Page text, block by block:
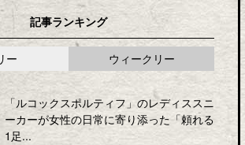
記事ランキング
ー ウィークリー
「ルコックスポルティフ」のレディススニ
ーカーが女性の日常に寄り添った「頼れる
1足...